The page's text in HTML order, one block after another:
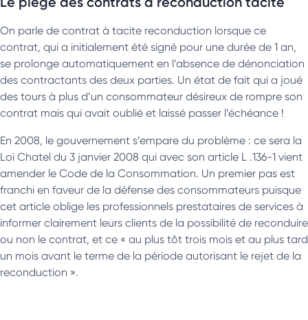
On parle de contrat à tacite reconduction lorsque ce
contrat, qui a initialement été signé pour une durée de 1 an,
se prolonge automatiquement en l’absence de dénonciation
des contractants des deux parties. Un état de fait qui a joué
des tours à plus d’un consommateur désireux de rompre son
contrat mais qui avait oublié et laissé passer l’échéance !
En 2008, le gouvernement s’empare du problème : ce sera la
Loi Chatel du 3 janvier 2008 qui avec son article L .136-1 vient
amender le Code de la Consommation. Un premier pas est
franchi en faveur de la défense des consommateurs puisque
cet article oblige les professionnels prestataires de services à
informer clairement leurs clients de la possibilité de reconduire
ou non le contrat, et ce « au plus tôt trois mois et au plus tard
un mois avant le terme de la période autorisant le rejet de la
reconduction ».